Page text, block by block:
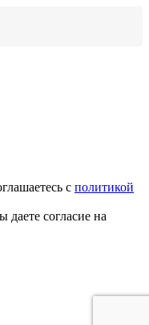
с политикой
даете согласие на